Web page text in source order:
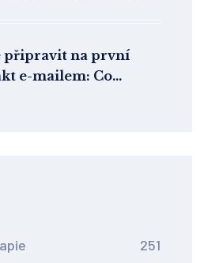
připravit na první
e-mailem: Co
251